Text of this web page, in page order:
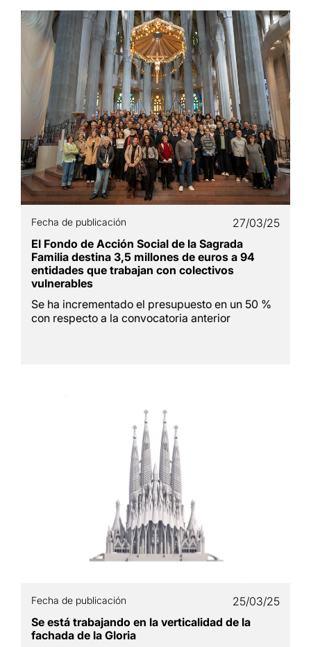
Fecha de publicación
27/03/25
El Fondo de Acción Social de la Sagrada
Familia destina 3,5 millones de euros a 94
entidades que trabajan con colectivos
vulnerables
Se ha incrementado el presupuesto en un 50 %
con respecto a la convocatoria anterior
Fecha de publicación
25/03/25
Se está trabajando en la verticalidad de la
fachada de la Gloria